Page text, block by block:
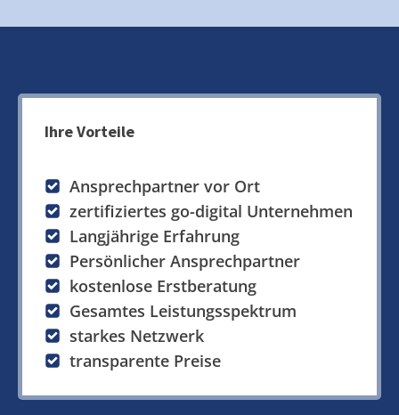
Ihre Vorteile
Ansprechpartner vor Ort
zertifiziertes go-digital Unternehmen
Langjährige Erfahrung
Persönlicher Ansprechpartner
kostenlose Erstberatung
Gesamtes Leistungsspektrum
starkes Netzwerk
transparente Preise